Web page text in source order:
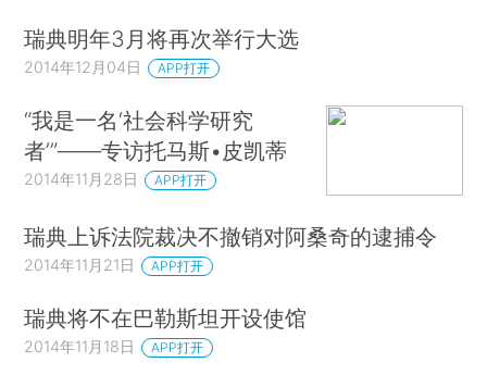
瑞典明年3月将再次举行大选
2014年12月04日 APP打开
“我是一名‘社会科学研究
者’”——专访托马斯•皮凯蒂
2014年11月28日 APP打开
瑞典上诉法院裁决不撤销对阿桑奇的逮捕令
2014年11月21日 APP打开
瑞典将不在巴勒斯坦开设使馆
2014年11月18日 APP打开